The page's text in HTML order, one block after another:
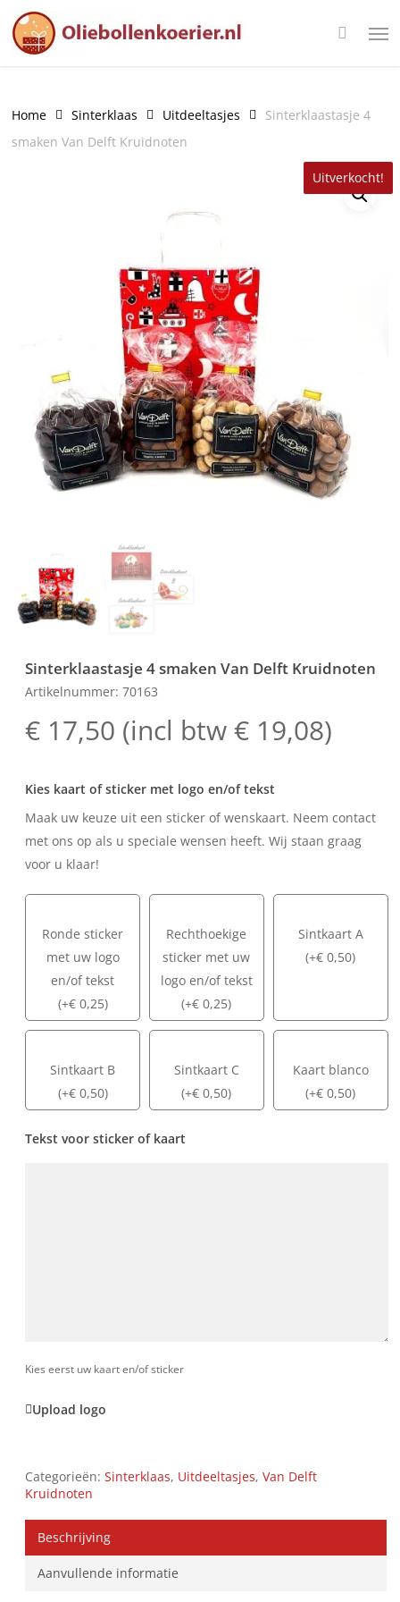
Skip
main
Home Sinterklaas Uitdeeltasjes
Sinterklaastasje 4
smaken Van Delft Kruidnoten
Uitverkocht!
Sinterklaastasje 4 smaken Van Delft Kruidnoten
Artikelnummer: 70163
€ 17,50 (incl btw€ 19,08)
Kies kaart of sticker met logo en/of tekst
Maak uw keuze uit een sticker of wenskaart. Neem contact
met ons op als u speciale wensen heeft. Wij staan graag
voor u klaar!
Ronde sticker
met uw logo
en/of tekst
(+€0,25)
Rechthoekige
sticker met uw
logo en/of tekst
(+€ 0,25)
Sintkaart A
(+€ 0,50)
Sintkaart B
(+€0,50)
Sintkaart C
(+€ 0,50)
Kaart blanco
(+€ 0,50)
Tekst voor sticker of kaart
Kies eerst uw kaart en/of sticker
Upload logo
Categorieën:Sinterklaas, Uitdeeltasjes,Van Delft
Kruidnoten
Beschrijving
Aanvullende informatie